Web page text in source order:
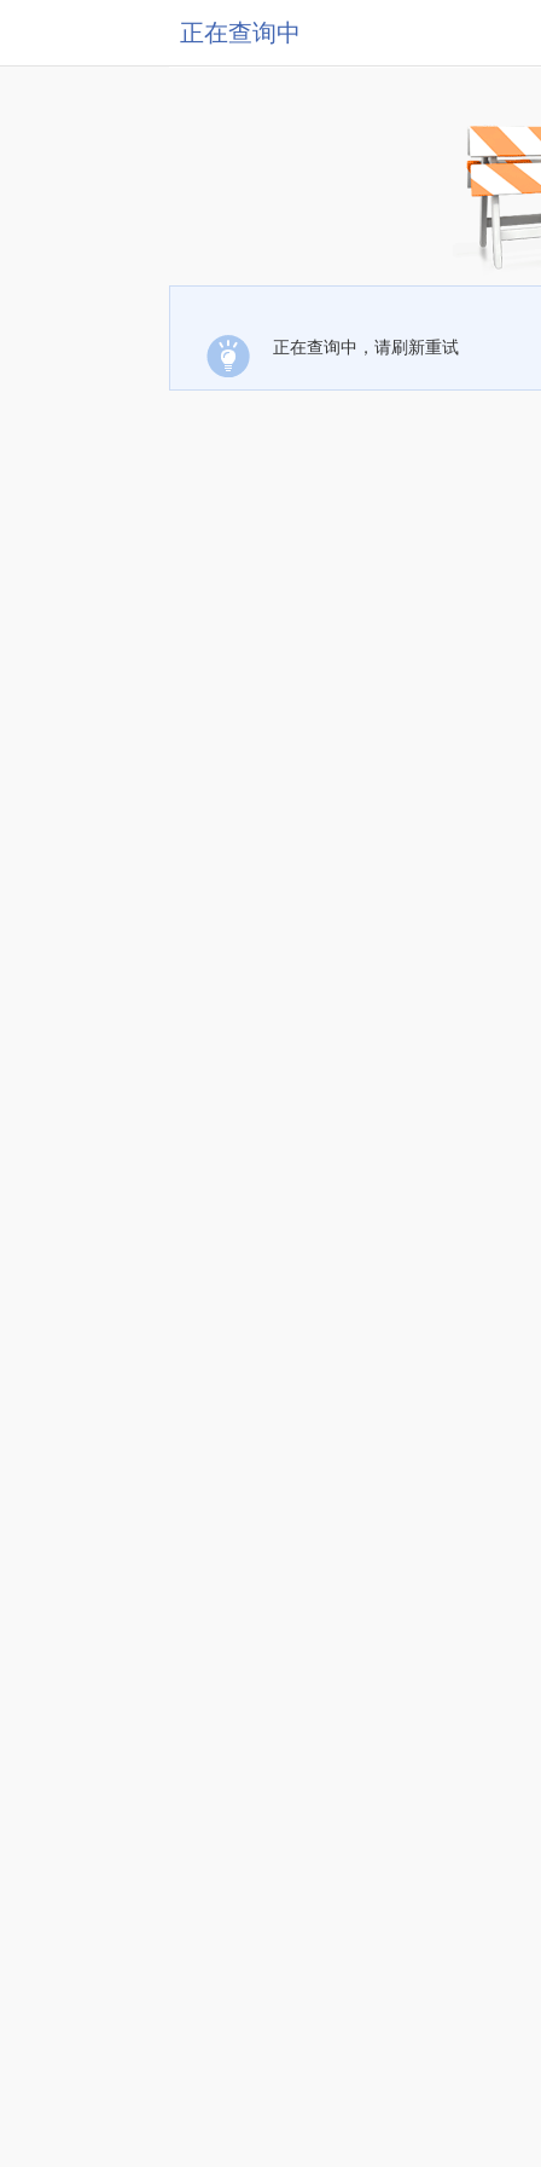
正在查询中
正在查询中，请刷新重试